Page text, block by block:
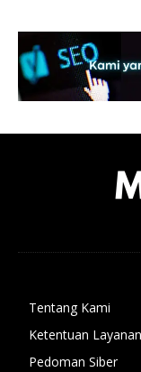
Tentang Kami
Ketentuan Layanan
Pedoman Siber